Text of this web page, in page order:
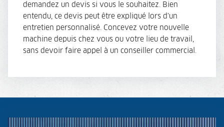
demandez un devis si vous le souhaitez. Bien
entendu, ce devis peut être expliqué lors d'un
entretien personnalisé. Concevez votre nouvelle
machine depuis chez vous ou votre lieu de travail,
sans devoir faire appel à un conseiller commercial.